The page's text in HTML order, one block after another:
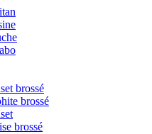
brossé
brossé
brossé